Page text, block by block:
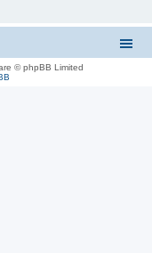
© phpBB Limited